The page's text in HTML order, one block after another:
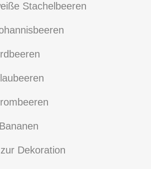
Stachelbeeren
Dekoration